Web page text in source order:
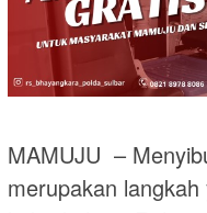
MAMUJU –
merupakan